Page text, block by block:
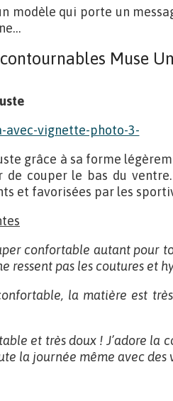
modèle qui porte un
Muse
grâce à sa forme
de couper le bas du
et favorisées par les
confortable autant pour
ressent pas les coutures et
la matière est
et très doux ! J’adore la
la journée même avec des